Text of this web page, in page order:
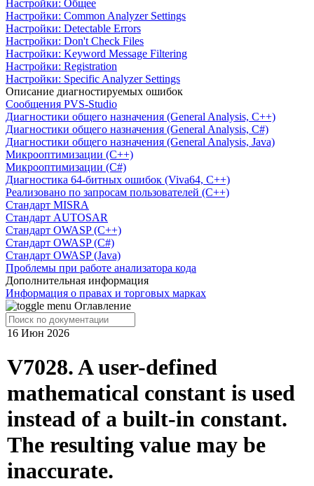
Настройки: Общее
Настройки: Common Analyzer Settings
Настройки: Detectable Errors
Настройки: Don't Check Files
Настройки: Keyword Message Filtering
Настройки: Registration
Настройки: Specific Analyzer Settings
Описание диагностируемых ошибок
Сообщения PVS-Studio
Диагностики общего назначения (General Analysis, C++)
Диагностики общего назначения (General Analysis, C#)
Диагностики общего назначения (General Analysis, Java)
Микрооптимизации (C++)
Микрооптимизации (C#)
Диагностика 64-битных ошибок (Viva64, C++)
Реализовано по запросам пользователей (C++)
Cтандарт MISRA
Стандарт AUTOSAR
Стандарт OWASP (C++)
Стандарт OWASP (C#)
Стандарт OWASP (Java)
Проблемы при работе анализатора кода
Дополнительная информация
Информация о правах и торговых марках
Оглавление
16 Июн 2026
V7028. A user-defined
mathematical constant is used
instead of a built-in constant.
The resulting value may be
inaccurate.